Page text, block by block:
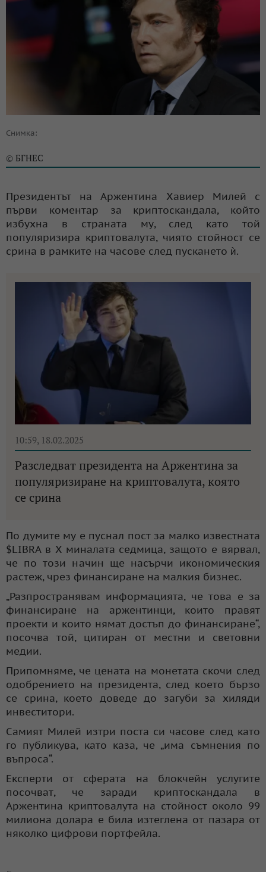
Снимка:
© БГНЕС
Президентът на Аржентина Хавиер Милей с
първи коментар за криптоскандала, който
избухна в страната му, след като той
популяризира криптовалута, чиято стойност се
срина в рамките на часове след пускането ѝ.
10:59, 18.02.2025
Разследват президента на Аржентина за
популяризиране на криптовалута, която
се срина
По думите му е пуснал пост за малко известната
$LIBRA в X миналата седмица, защото е вярвал,
че по този начин ще насърчи икономическия
растеж, чрез финансиране на малкия бизнес.
„Разпространявам информацията, че това е за
финансиране на аржентинци, които правят
проекти и които нямат достъп до финансиране“,
посочва той, цитиран от местни и световни
медии.
Припомняме, че цената на монетата скочи след
одобрението на президента, след което бързо
се срина, което доведе до загуби за хиляди
инвеститори.
Самият Милей изтри поста си часове след като
го публикува, като каза, че „има съмнения по
въпроса“.
Експерти от сферата на блокчейн услугите
посочват, че заради криптоскандала в
Аржентина криптовалута на стойност около 99
милиона долара е била изтеглена от пазара от
няколко цифрови портфейла.